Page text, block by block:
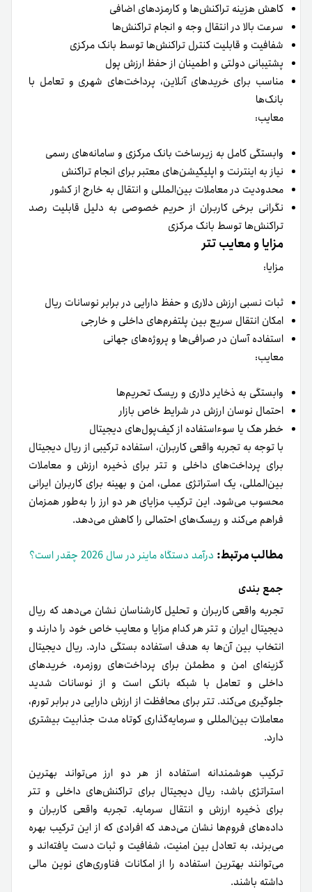
کاهش هزینه تراکنش‌ها و کارمزدهای اضافی
سرعت بالا در انتقال وجه و انجام تراکنش‌ها
شفافیت و قابلیت کنترل تراکنش‌ها توسط بانک مرکزی
پشتیبانی دولتی و اطمینان از حفظ ارزش پول
مناسب برای خریدهای آنلاین، پرداخت‌های شهری و تعامل با
بانک‌ها
معایب:
وابستگی کامل به زیرساخت بانک مرکزی و سامانه‌های رسمی
نیاز به اینترنت و اپلیکیشن‌های معتبر برای انجام تراکنش
محدودیت در معاملات بین‌المللی و انتقال به خارج از کشور
نگرانی برخی کاربران از حریم خصوصی به دلیل قابلیت رصد
تراکنش‌ها توسط بانک مرکزی
مزایا و معایب تتر
مزایا:
ثبات نسبی ارزش دلاری و حفظ دارایی در برابر نوسانات ریال
امکان انتقال سریع بین پلتفرم‌های داخلی و خارجی
استفاده آسان در صرافی‌ها و پروژه‌های جهانی
معایب:
وابستگی به ذخایر دلاری و ریسک تحریم‌ها
احتمال نوسان ارزش در شرایط خاص بازار
خطر هک یا سوءاستفاده از کیف‌پول‌های دیجیتال
با توجه به تجربه واقعی کاربران، استفاده ترکیبی از ریال دیجیتال
برای پرداخت‌های داخلی و تتر برای ذخیره ارزش و معاملات
بین‌المللی، یک استراتژی عملی، امن و بهینه برای کاربران ایرانی
محسوب می‌شود. این ترکیب مزایای هر دو ارز را به‌طور همزمان
فراهم می‌کند و ریسک‌های احتمالی را کاهش می‌دهد.
مطالب مرتبط: درآمد دستگاه ماینر در سال 2026 چقدر است؟
جمع بندی
تجربه واقعی کاربران و تحلیل کارشناسان نشان می‌دهد که ریال
دیجیتال ایران و تتر هر کدام مزایا و معایب خاص خود را دارند و
انتخاب بین آن‌ها به هدف استفاده بستگی دارد. ریال دیجیتال
گزینه‌ای امن و مطمئن برای پرداخت‌های روزمره، خریدهای
داخلی و تعامل با شبکه بانکی است و از نوسانات شدید
جلوگیری می‌کند. تتر برای محافظت از ارزش دارایی در برابر تورم،
معاملات بین‌المللی و سرمایه‌گذاری کوتاه مدت جذابیت بیشتری
دارد.
ترکیب هوشمندانه استفاده از هر دو ارز می‌تواند بهترین
استراتژی باشد: ریال دیجیتال برای تراکنش‌های داخلی و تتر
برای ذخیره ارزش و انتقال سرمایه. تجربه واقعی کاربران و
داده‌های فروم‌ها نشان می‌دهد که افرادی که از این ترکیب بهره
می‌برند، به تعادل بین امنیت، شفافیت و ثبات دست یافته‌اند و
می‌توانند بهترین استفاده را از امکانات فناوری‌های نوین مالی
داشته باشند.